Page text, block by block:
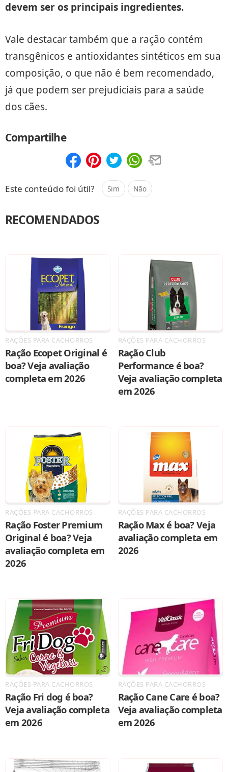
devem ser os principais ingredientes.
Vale destacar também que a ração contém
transgênicos e antioxidantes sintéticos em sua
composição, o que não é bem recomendado,
já que podem ser prejudiciais para a saúde
dos cães.
Compartilhe
Este conteúdo foi útil? Sim Não
RECOMENDADOS
RAÇÕES PARA CACHORROS
Ração Ecopet Original é
boa? Veja avaliação
completa em 2026
RAÇÕES PARA CACHORROS
Ração Club
Performance é boa?
Veja avaliação completa
em 2026
RAÇÕES PARA CACHORROS
Ração Foster Premium
Original é boa? Veja
avaliação completa em
2026
RAÇÕES PARA CACHORROS
Ração Max é boa? Veja
avaliação completa em
2026
RAÇÕES PARA CACHORROS
Ração Fri dog é boa?
Veja avaliação completa
em 2026
RAÇÕES PARA CACHORROS
Ração Cane Care é boa?
Veja avaliação completa
em 2026